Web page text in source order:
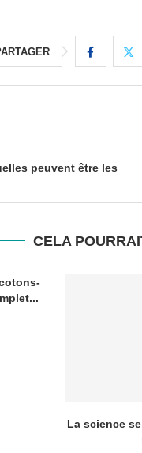
peuvent être les
CELA
La science